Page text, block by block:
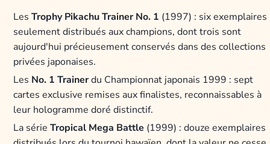
LesTrophy Pikachu Trainer No. 1 (1997) : six exemplaires
seulement distribués aux champions, dont trois sont
aujourd'hui précieusement conservés dans des collections
privées japonaises.
Les No. 1 Trainerdu Championnat japonais 1999 : sept
cartes exclusive remises aux finalistes, reconnaissables à
leur hologramme doré distinctif.
La sérieTropical Mega Battle (1999) : douze exemplaires